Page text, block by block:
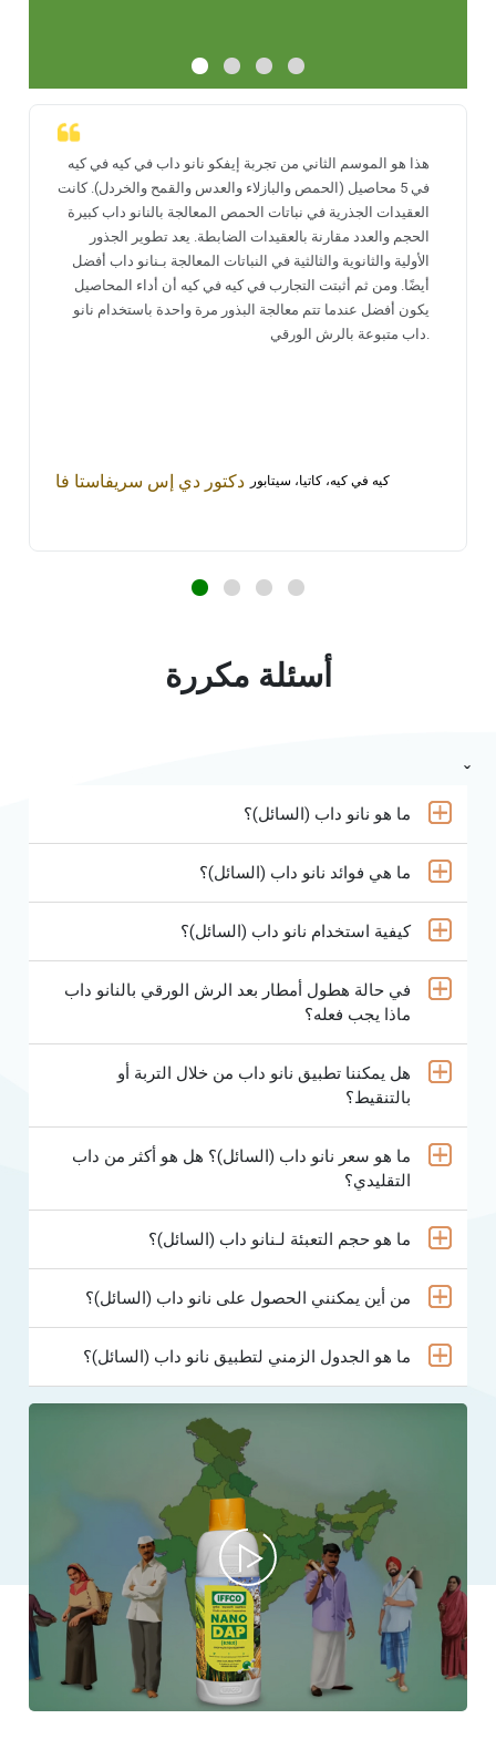
هذا هو الموسم الثاني من تجربة إيفكو نانو داب في كيه في كيه
في 5 محاصيل (الحمص والبازلاء والعدس والقمح والخردل). كانت
العقيدات الجذرية في نباتات الحمص المعالجة بالنانو داب كبيرة
الحجم والعدد مقارنة بالعقيدات الضابطة. يعد تطوير الجذور
الأولية والثانوية والثالثية في النباتات المعالجة بـنانو داب أفضل
أيضًا. ومن ثم أثبتت التجارب في كيه في كيه أن أداء المحاصيل
يكون أفضل عندما تتم معالجة البذور مرة واحدة باستخدام نانو
دكتور دي إس سريفاستا فا كيه في كيه، كاتيا، سيتابور
أسئلة مكررة
ما هو نانو داب (السائل)؟
ما هي فوائد نانو داب (السائل)؟
كيفية استخدام نانو داب (السائل)؟
في حالة هطول أمطار بعد الرش الورقي بالنانو داب
ماذا يجب فعله؟
هل يمكننا تطبيق نانو داب من خلال التربة أو
بالتنقيط؟
ما هو سعر نانو داب (السائل)؟ هل هو أكثر من داب
التقليدي؟
ما هو حجم التعبئة لـنانو داب (السائل)؟
من أين يمكنني الحصول على نانو داب (السائل)؟
ما هو الجدول الزمني لتطبيق نانو داب (السائل)؟